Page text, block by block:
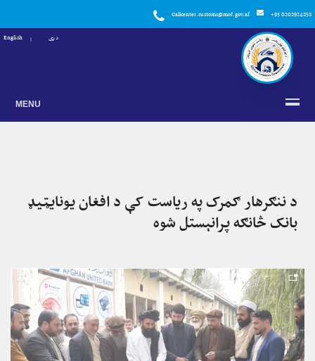
Callcenter.customs@mof.gov.af +93 0202924858
دری English
MENU
د ننګرهار ګمرک په ریاست کې د افغان یونایټیډ
بانک څانګه پرانېستل شوه